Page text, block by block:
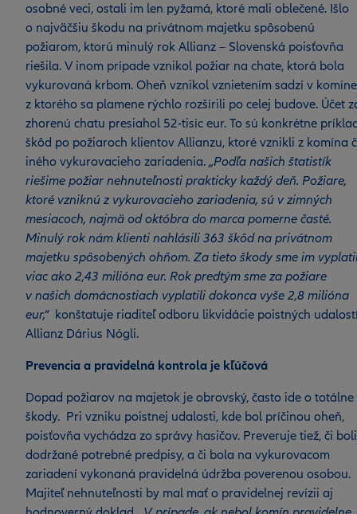
osobné veci, ostali im len pyžamá, ktoré mali oblečené. Išlo
o najväčšiu škodu na privátnom majetku spôsobenú
požiarom, ktorú minulý rok Allianz – Slovenská poisťovňa
riešila. V inom prípade vznikol požiar na chate, ktorá bola
vykurovaná krbom. Oheň vznikol vznietením sadzí v
z ktorého sa plamene rýchlo rozšírili po celej budove. Účet
zhorenú chatu presiahol 52-tisíc eur. To sú konkrétne
škôd po požiaroch klientov Allianzu, ktoré vznikli z komína
iného vykurovacieho zariadenia. „Podľa našich štatistík
riešime požiar nehnuteľnosti prakticky každý deň. Požiare,
ktoré vzniknú z vykurovacieho zariadenia, sú v zimných
mesiacoch, najmä od októbra do marca pomerne časté.
Minulý rok nám klienti nahlásili 363 škôd na privátnom
majetku spôsobených ohňom. Za tieto škody sme im
viac ako 2,43 milióna eur. Rok predtým sme za požiare
v našich domácnostiach vyplatili dokonca vyše 2,8 milióna
eur,“ konštatuje riaditeľ odboru likvidácie poistných
Allianz Dárius Nógli.
Prevencia a pravidelná kontrola je kľúčová
Dopad požiarov na majetok je obrovský, často ide o totálne
škody. Pri vzniku poistnej udalosti, kde bol príčinou oheň,
poisťovňa vychádza zo správy hasičov. Preveruje tiež, či boli
dodržané potrebné predpisy, a či bola na vykurovacom
zariadení vykonaná pravidelná údržba poverenou osobou.
Majiteľ nehnuteľnosti by mal mať o pravidelnej revízii aj